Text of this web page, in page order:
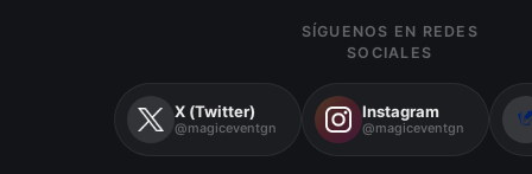
SÍGUENOS EN REDES
SOCIALES
X (Twitter)
@magiceventgn
Instagram
@magiceventgn